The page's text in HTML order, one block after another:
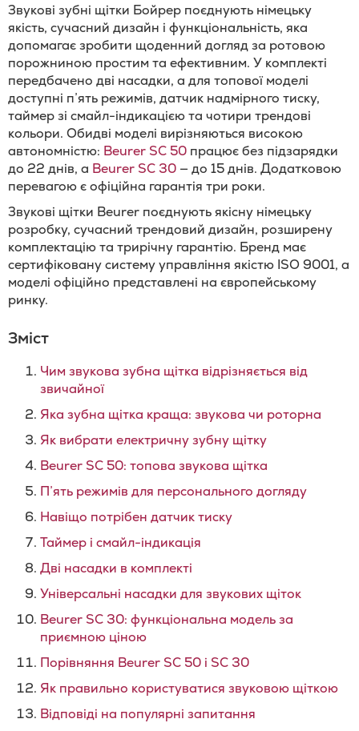
Звукові зубні щітки Бойрер поєднують німецьку
якість, сучасний дизайн і функціональність, яка
допомагає зробити щоденний догляд за ротовою
порожниною простим та ефективним. У комплекті
передбачено дві насадки, а для топової моделі
доступні п’ять режимів, датчик надмірного тиску,
таймер зі смайл-індикацією та чотири трендові
кольори. Обидві моделі вирізняються високою
автономністю: Beurer SC 50 працює без підзарядки
до 22 днів, а Beurer SC 30 — до 15 днів. Додатковою
перевагою є офіційна гарантія три роки.
Звукові щітки Beurer поєднують якісну німецьку
розробку, сучасний трендовий дизайн, розширену
комплектацію та трирічну гарантію. Бренд має
сертифіковану систему управління якістю ISO 9001, а
моделі офіційно представлені на європейському
ринку.
Зміст
Чим звукова зубна щітка відрізняється від
звичайної
Яка зубна щітка краща: звукова чи роторна
Як вибрати електричну зубну щітку
Beurer SC 50: топова звукова щітка
П’ять режимів для персонального догляду
Навіщо потрібен датчик тиску
Таймер і смайл-індикація
Дві насадки в комплекті
Універсальні насадки для звукових щіток
Beurer SC 30: функціональна модель за
приємною ціною
Порівняння Beurer SC 50 і SC 30
Як правильно користуватися звуковою щіткою
Відповіді на популярні запитання